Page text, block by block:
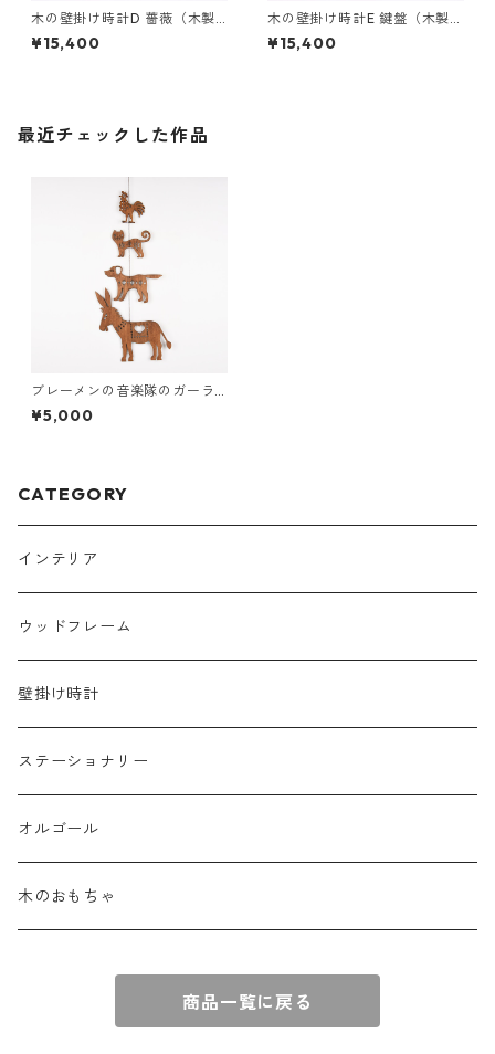
木の壁掛け時計D 薔薇（木製
ウォールクロック）
¥15,400
木の壁掛け時計E 鍵盤（木製ウ
ォールクロック）
¥15,400
最近チェックした作品
ブレーメンの音楽隊のガーラ
ンド（木の壁飾り）
¥5,000
CATEGORY
インテリア
ウッドフレーム
壁掛け時計
ステーショナリー
オルゴール
木のおもちゃ
商品一覧に戻る